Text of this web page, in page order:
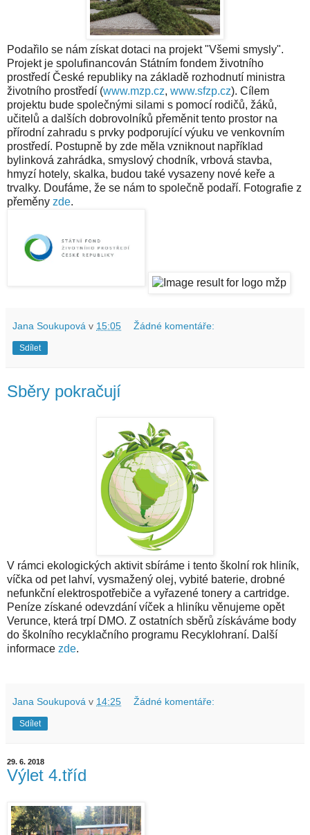
Podařilo se nám získat dotaci na projekt "Všemi smysly".
Projekt je spolufinancován Státním fondem životního
prostředí České republiky na základě rozhodnutí ministra
životního prostředí (www.mzp.cz, www.sfzp.cz). Cílem
projektu bude společnými silami s pomocí rodičů, žáků,
učitelů a dalších dobrovolníků přeměnit tento prostor na
přírodní zahradu s prvky podporující výuku ve venkovním
prostředí. Postupně by zde měla vzniknout například
bylinková zahrádka, smyslový chodník, vrbová stavba,
hmyzí hotely, skalka, budou také vysazeny nové keře a
trvalky. Doufáme, že se nám to společně podaří. Fotografie z
přeměny zde.
Jana Soukupová v 15:05 Žádné komentáře:
Sdílet
Sběry pokračují
V rámci ekologických aktivit sbíráme i tento školní rok hliník,
víčka od pet lahví, vysmažený olej, vybité baterie, drobné
nefunkční elektrospotřebiče a vyřazené tonery a cartridge.
Peníze získané odevzdání víček a hliníku věnujeme opět
Verunce, která trpí DMO. Z ostatních sběrů získáváme body
do školního recyklačního programu Recyklohraní. Další
informace zde.
Jana Soukupová v 14:25 Žádné komentáře:
Sdílet
29. 6. 2018
Výlet 4.tříd